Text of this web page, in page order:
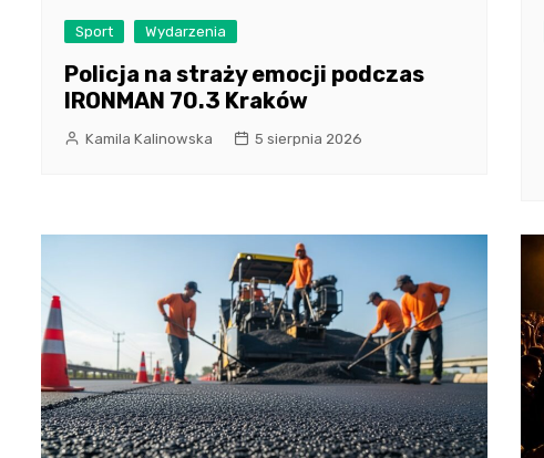
Sport Wydarzenia
Policja na straży emocji podczas
IRONMAN 70.3 Kraków
Kamila Kalinowska 5 sierpnia 2026